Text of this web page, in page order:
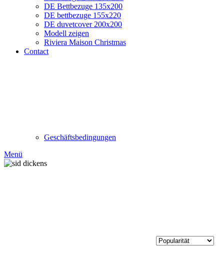
DE Bettbezuge 135x200
DE bettbezuge 155x220
DE duvetcover 200x200
Modell zeigen
Riviera Maison Christmas
Contact
Geschäftsbedingungen
Menü